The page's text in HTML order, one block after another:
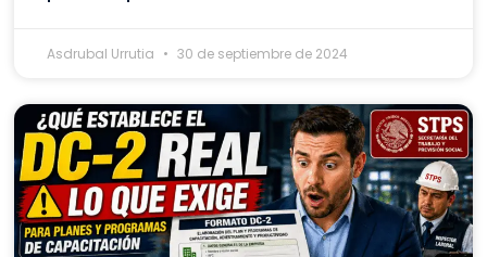
Asdrubal Urrutia 30 de septiembre de 2024